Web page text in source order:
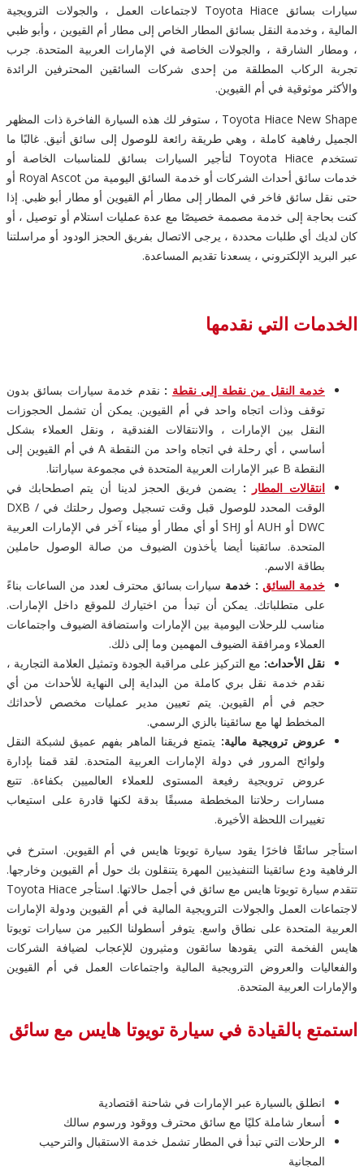
سيارات بسائق Toyota Hiace لاجتماعات العمل ، والجولات الترويجية
المالية ، وخدمة النقل بسائق المطار الخاص إلى مطار أم القيوين ، وأبو ظبي
، ومطار الشارقة ، والجولات الخاصة في الإمارات العربية المتحدة. جرب
تجربة الركاب المطلقة من إحدى شركات السائقين المحترفين الرائدة
والأكثر موثوقية في أم القيوين.
Toyota Hiace New Shape ، ستوفر لك هذه السيارة الفاخرة ذات المظهر
الجميل رفاهية كاملة ، وهي طريقة رائعة للوصول إلى سائق أنيق. غالبًا ما
تستخدم Toyota Hiace لتأجير السيارات بسائق للمناسبات الخاصة أو
خدمات سائق أحداث الشركات أو خدمة السائق اليومية من Royal Ascot أو
حتى نقل سائق فاخر في المطار إلى مطار أم القيوين أو مطار أبو ظبي. إذا
كنت بحاجة إلى خدمة مصممة خصيصًا مع عدة عمليات استلام أو توصيل ، أو
كان لديك أي طلبات محددة ، يرجى الاتصال بفريق الحجز الودود أو مراسلتنا
عبر البريد الإلكتروني ، يسعدنا تقديم المساعدة.
الخدمات التي نقدمها
خدمة النقل من نقطة إلى نقطة : نقدم خدمة سيارات بسائق بدون
توقف وذات اتجاه واحد في أم القيوين. يمكن أن تشمل الحجوزات
النقل بين الإمارات ، والانتقالات الفندقية ، ونقل العملاء بشكل
أساسي ، أي رحلة في اتجاه واحد من النقطة A في أم القيوين إلى
النقطة B عبر الإمارات العربية المتحدة في مجموعة سياراتنا.
انتقالات المطار
: يضمن فريق الحجز لدينا أن يتم اصطحابك في
الوقت المحدد للوصول قبل وقت تسجيل وصول رحلتك في DXB /
DWC أو AUH أو SHJ أو أي مطار أو ميناء آخر في الإمارات العربية
المتحدة. سائقينا أيضا يأخذون الضيوف من صالة الوصول حاملين
بطاقة الاسم.
خدمة السائق: خدمة سيارات بسائق محترف لعدد من الساعات بناءً
على متطلباتك. يمكن أن تبدأ من اختيارك للموقع داخل الإمارات.
مناسب للرحلات اليومية بين الإمارات واستضافة الضيوف واجتماعات
العملاء ومرافقة الضيوف المهمين وما إلى ذلك.
نقل الأحداث: مع التركيز على مراقبة الجودة وتمثيل العلامة التجارية ،
نقدم خدمة نقل بري كاملة من البداية إلى النهاية للأحداث من أي
حجم في أم القيوين. يتم تعيين مدير عمليات مخصص لأحداثك
المخطط لها مع سائقينا بالزي الرسمي.
عروض ترويجية مالية: يتمتع فريقنا الماهر بفهم عميق لشبكة النقل
ولوائح المرور في دولة الإمارات العربية المتحدة. لقد قمنا بإدارة
عروض ترويجية رفيعة المستوى للعملاء العالميين بكفاءة. تتبع
مسارات رحلاتنا المخططة مسبقًا بدقة لكنها قادرة على استيعاب
تغييرات اللحظة الأخيرة.
استأجر سائقًا فاخرًا يقود سيارة تويوتا هايس في أم القيوين. استرخ في
الرفاهية ودع سائقينا التنفيذيين المهرة يتنقلون بك حول أم القيوين وخارجها.
تتقدم سيارة تويوتا هايس مع سائق في أجمل حالاتها. استأجر Toyota Hiace
لاجتماعات العمل والجولات الترويجية المالية في أم القيوين ودولة الإمارات
العربية المتحدة على نطاق واسع. يتوفر أسطولنا الكبير من سيارات تويوتا
هايس الفخمة التي يقودها سائقون ومثيرون للإعجاب لضيافة الشركات
والفعاليات والعروض الترويجية المالية واجتماعات العمل في أم القيوين
والإمارات العربية المتحدة.
استمتع بالقيادة في سيارة تويوتا هايس مع سائق
انطلق بالسيارة عبر الإمارات في شاحنة اقتصادية
أسعار شاملة كليًا مع سائق محترف ووقود ورسوم سالك
الرحلات التي تبدأ في المطار تشمل خدمة الاستقبال والترحيب
المجانية